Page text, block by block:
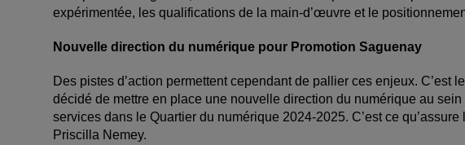
expérimentée, les qualifications de la main-d’œuvre et le
Nouvelle direction du numérique pour Promotion Saguenay
Des pistes d’action permettent cependant de pallier ces enjeux. C’est
décidé de mettre en place une nouvelle direction du numérique au
services dans le Quartier du numérique 2024-2025. C’est ce
Priscilla Nemey.